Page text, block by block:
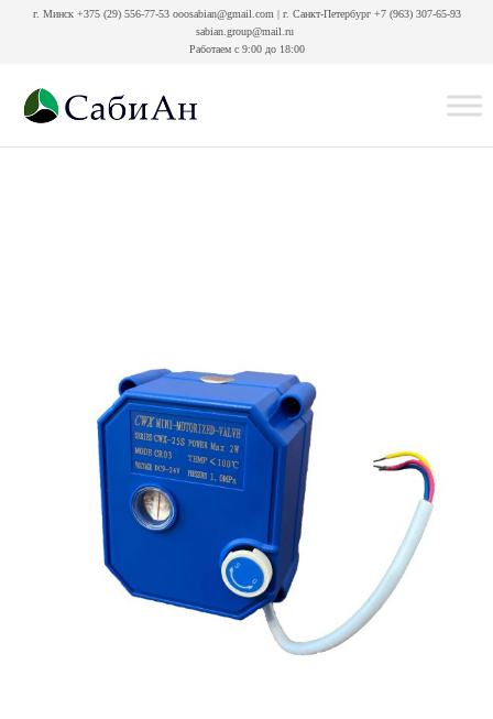
Перейтиг. Минск +375 (29) 556-77-53 ooosabian@gmail.com | г. Санкт-Петербург +7 (963) 307-65-93
sabian.group@mail.ru
Работаем с 9:00 до 18:00
магазин